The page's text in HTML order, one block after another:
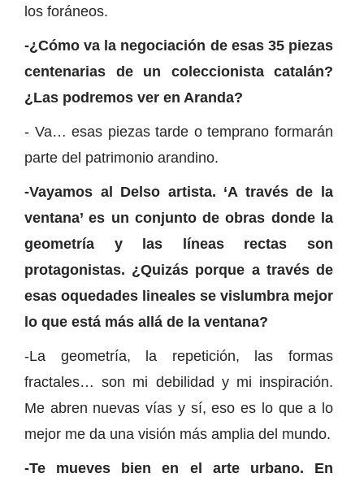
los foráneos.
-¿Cómo va la negociación de esas 35 piezas
centenarias de un coleccionista catalán?
¿Las podremos ver en Aranda?
- Va… esas piezas tarde o temprano formarán
parte del patrimonio arandino.
-Vayamos al Delso artista. ‘A través de la
ventana’ es un conjunto de obras donde la
geometría y las líneas rectas son
protagonistas. ¿Quizás porque a través de
esas oquedades lineales se vislumbra mejor
lo que está más allá de la ventana?
-La geometría, la repetición, las formas
fractales… son mi debilidad y mi inspiración.
Me abren nuevas vías y sí, eso es lo que a lo
mejor me da una visión más amplia del mundo.
-Te mueves bien en el arte urbano. En